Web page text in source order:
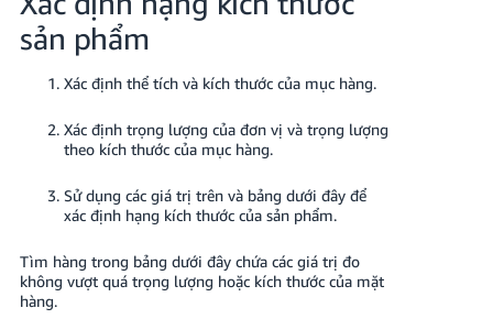
sản phẩm
Xác định thể tích và kích thước của mục hàng.
Xác định trọng lượng của đơn vị và trọng lượng
theo kích thước của mục hàng.
Sử dụng các giá trị trên và bảng dưới đây để
xác định hạng kích thước của sản phẩm.
Tìm hàng trong bảng dưới đây chứa các giá trị đo
không vượt quá trọng lượng hoặc kích thước của mặt
hàng.